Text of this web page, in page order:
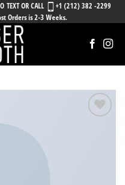
TEXT OR CALL
+1 (212) 382 -2299
Orders is 2-3 Weeks.